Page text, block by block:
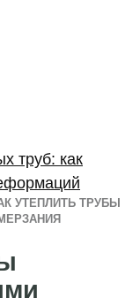
УТЕПЛИТЬ ТРУБЫ
труб: как